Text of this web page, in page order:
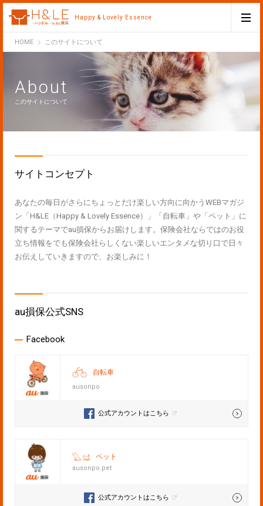
Happy & Lovely Essence
HOMEH&LEこのサイトについて
About
このサイトについて
サイトコンセプト
あなたの毎日がさらにちょっとだけ楽しい方向に向かうWEBマガジ
ン「H&LE（Happy & Lovely Essence）」「自転車」や「ペット」に
関するテーマでau損保からお届けします。保険会社ならではのお役
立ち情報をでも保険会社らしくない楽しいエンタメな切り口で日々
お伝えしていきますので、お楽しみに！
au損保公式SNS
Facebook
自転車
ausonpo
公式アカウントはこちら
ペット
ausonpo.pet
公式アカウントはこちら